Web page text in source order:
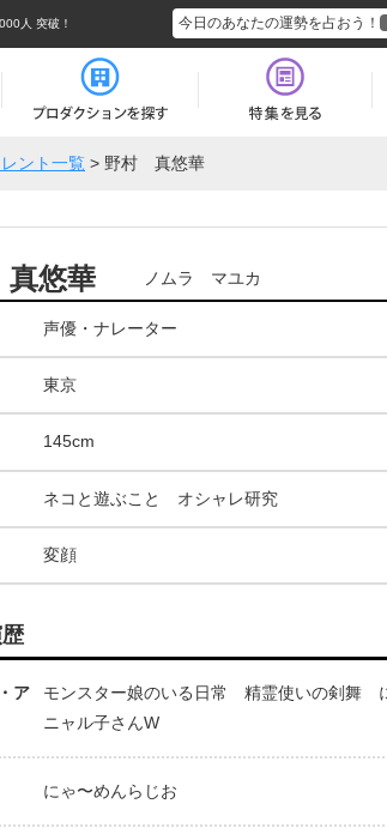
人 突破！ 今日のあなたの運勢を占おう！
ント一覧 > 野村 真悠華
悠華 ノムラ マユカ
声優・ナレーター
東京
145cm
ネコと遊ぶこと オシャレ研究
変顔
ア
モンスター娘のいる日常 精霊使いの剣舞
ニャル子さんW
にゃ〜めんらじお